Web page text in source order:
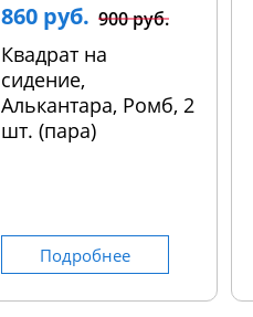
860 руб. 900 руб.
Квадрат на
сидение,
Алькантара, Ромб, 2
шт. (пара)
Подробнее